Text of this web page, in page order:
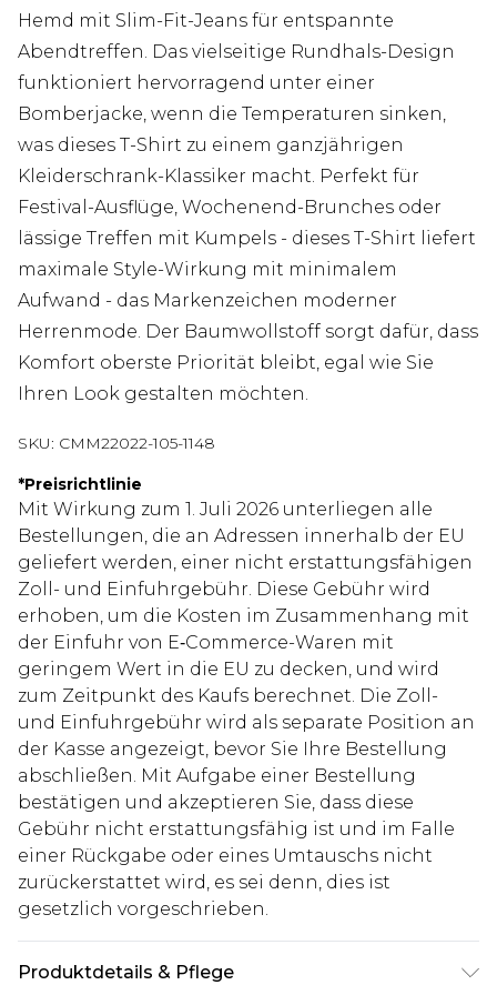
Hemd mit Slim-Fit-Jeans für entspannte
Abendtreffen. Das vielseitige Rundhals-Design
funktioniert hervorragend unter einer
Bomberjacke, wenn die Temperaturen sinken,
was dieses T-Shirt zu einem ganzjährigen
Kleiderschrank-Klassiker macht. Perfekt für
Festival-Ausflüge, Wochenend-Brunches oder
lässige Treffen mit Kumpels - dieses T-Shirt liefert
maximale Style-Wirkung mit minimalem
Aufwand - das Markenzeichen moderner
Herrenmode. Der Baumwollstoff sorgt dafür, dass
Komfort oberste Priorität bleibt, egal wie Sie
Ihren Look gestalten möchten.
SKU: CMM22022-105-1148
*Preisrichtlinie
Mit Wirkung zum 1. Juli 2026 unterliegen alle
Bestellungen, die an Adressen innerhalb der EU
geliefert werden, einer nicht erstattungsfähigen
Zoll- und Einfuhrgebühr. Diese Gebühr wird
erhoben, um die Kosten im Zusammenhang mit
der Einfuhr von E‑Commerce-Waren mit
geringem Wert in die EU zu decken, und wird
zum Zeitpunkt des Kaufs berechnet. Die Zoll-
und Einfuhrgebühr wird als separate Position an
der Kasse angezeigt, bevor Sie Ihre Bestellung
abschließen. Mit Aufgabe einer Bestellung
bestätigen und akzeptieren Sie, dass diese
Gebühr nicht erstattungsfähig ist und im Falle
einer Rückgabe oder eines Umtauschs nicht
zurückerstattet wird, es sei denn, dies ist
gesetzlich vorgeschrieben.
Produktdetails & Pflege